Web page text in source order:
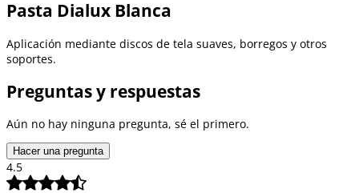
Pasta Dialux Blanca
Aplicación mediante discos de tela suaves, borregos y otros
soportes.
Preguntas y respuestas
Aún no hay ninguna pregunta, sé el primero.
Hacer una pregunta
4.5